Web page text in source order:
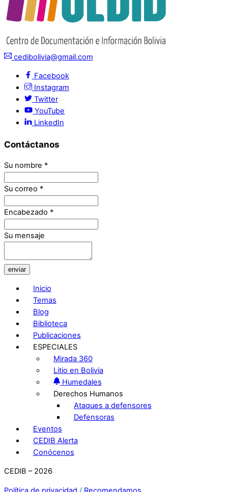
cedibolivia@gmail.com
Facebook
Instagram
Twitter
YouTube
LinkedIn
Contáctanos
Su nombre *
Su correo *
Encabezado *
Su mensaje
enviar
Inicio
Temas
Blog
Biblioteca
Publicaciones
ESPECIALES
Mirada 360
Litio en Bolivia
Humedales
Derechos Humanos
Ataques a defensores
Defensoras
Eventos
CEDIB Alerta
Conócenos
CEDIB – 2026